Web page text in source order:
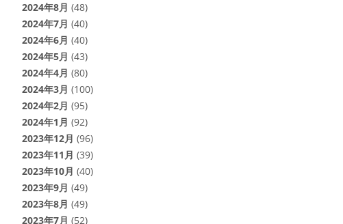
2024年8月 (48)
2024年7月 (40)
2024年6月 (40)
2024年5月 (43)
2024年4月 (80)
2024年3月 (100)
2024年2月 (95)
2024年1月 (92)
2023年12月 (96)
2023年11月 (39)
2023年10月 (40)
2023年9月 (49)
2023年8月 (49)
2023年7月 (52)